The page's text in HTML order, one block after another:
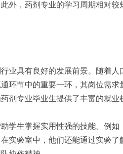
外，药剂专业的学习周期相对
业具有良好的发展前景。随着
环节中的重要一环，其岗位需
剂专业毕业生提供了丰富的就业
学生掌握实用性强的技能。例
实验室中，他们还能通过实验